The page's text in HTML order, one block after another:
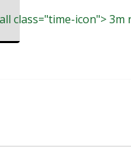
class="time-icon"> 3m